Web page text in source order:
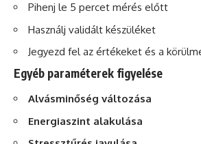
Pihenj le 5 percet mérés előtt
Használj validált készüléket
Jegyezd fel az értékeket és a
Egyéb paraméterek figyelése
Alvásminőség változása
Energiaszint alakulása